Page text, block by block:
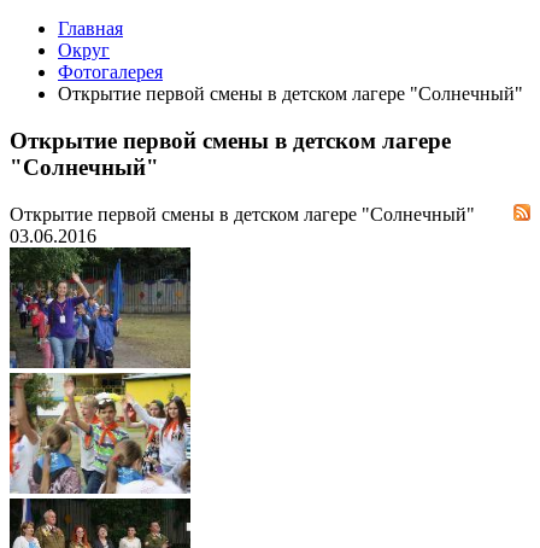
Главная
Округ
Фотогалерея
Открытие первой смены в детском лагере "Солнечный"
Открытие первой смены в детском лагере
"Солнечный"
Открытие первой смены в детском лагере "Солнечный"
03.06.2016